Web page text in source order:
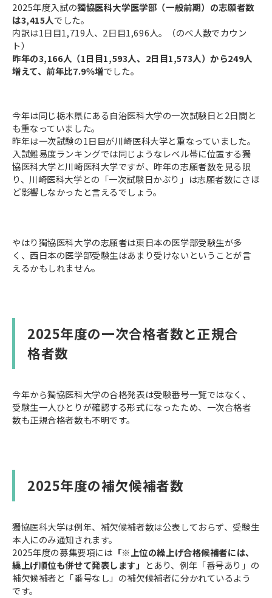
2025年度入試の獨協医科大学医学部（一般前期）の志願者数
は3,415人でした。
内訳は1日目1,719人、2日目1,696人。（のべ人数でカウン
ト）
昨年の3,166人（1日目1,593人、2日目1,573人）から249人
増えて、前年比7.9％増でした。
今年は同じ栃木県にある自治医科大学の一次試験日と2日間と
も重なっていました。
昨年は一次試験の1日目が川崎医科大学と重なっていました。
入試難易度ランキングでは同じようなレベル帯に位置する獨
協医科大学と川崎医科大学ですが、昨年の志願者数を見る限
り、川崎医科大学との「一次試験日かぶり」は志願者数にさほ
ど影響しなかったと言えるでしょう。
やはり獨協医科大学の志願者は東日本の医学部受験生が多
く、西日本の医学部受験生はあまり受けないということが言
えるかもしれません。
2025年度の一次合格者数と正規合
格者数
今年から獨協医科大学の合格発表は受験番号一覧ではなく、
受験生一人ひとりが確認する形式になったため、一次合格者
数も正規合格者数も不明です。
2025年度の補欠候補者数
獨協医科大学は例年、補欠候補者数は公表しておらず、受験生
本人にのみ通知されます。
2025年度の募集要項には 「※上位の繰上げ合格候補者には、
繰上げ順位も併せて発表します」
とあり、例年「番号あり」の
補欠候補者と「番号なし」の補欠候補者に分かれているよう
です。